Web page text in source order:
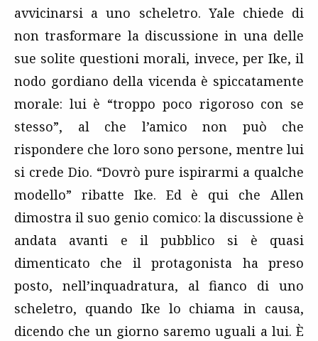
avvicinarsi a uno scheletro. Yale chiede di
non trasformare la discussione in una delle
sue solite questioni morali, invece, per Ike, il
nodo gordiano della vicenda è spiccatamente
morale: lui è “troppo poco rigoroso con se
stesso”, al che l’amico non può che
rispondere che loro sono persone, mentre lui
si crede Dio. “Dovrò pure ispirarmi a qualche
modello” ribatte Ike. Ed è qui che Allen
dimostra il suo genio comico: la discussione è
andata avanti e il pubblico si è quasi
dimenticato che il protagonista ha preso
posto, nell’inquadratura, al fianco di uno
scheletro, quando Ike lo chiama in causa,
dicendo che un giorno saremo uguali a lui. È